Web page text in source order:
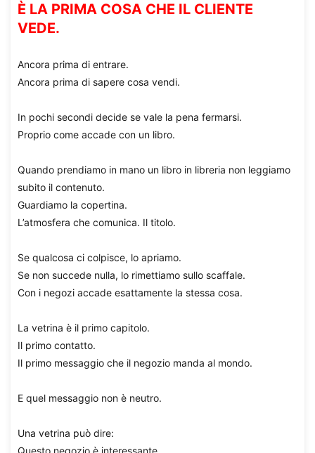
È LA PRIMA COSA CHE IL CLIENTE
VEDE.
Ancora prima di entrare.
Ancora prima di sapere cosa vendi.
In pochi secondi decide se vale la pena fermarsi.
Proprio come accade con un libro.
Quando prendiamo in mano un libro in libreria non leggiamo
subito il contenuto.
Guardiamo la copertina.
L’atmosfera che comunica. Il titolo.
Se qualcosa ci colpisce, lo apriamo.
Se non succede nulla, lo rimettiamo sullo scaffale.
Con i negozi accade esattamente la stessa cosa.
La vetrina è il primo capitolo.
Il primo contatto.
Il primo messaggio che il negozio manda al mondo.
E quel messaggio non è neutro.
Una vetrina può dire:
Questo negozio è interessante.